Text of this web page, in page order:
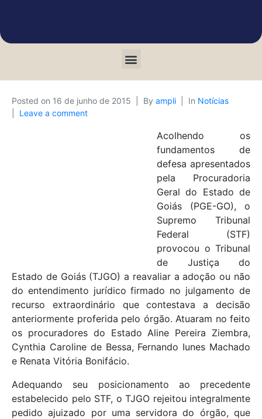
Posted on 16 de junho de 2015 By ampli In Notícias
Leave a comment
Acolhendo os
fundamentos de
defesa apresentados
pela Procuradoria
Geral do Estado de
Goiás (PGE-GO), o
Supremo Tribunal
Federal (STF)
provocou o Tribunal
de Justiça do
Estado de Goiás (TJGO) a reavaliar a adoção ou não
do entendimento jurídico firmado no julgamento de
recurso extraordinário que contestava a decisão
anteriormente proferida pelo órgão. Atuaram no feito
os procuradores do Estado Aline Pereira Ziembra,
Cynthia Caroline de Bessa, Fernando Iunes Machado
e Renata Vitória Bonifácio.
Adequando seu posicionamento ao precedente
estabelecido pelo STF, o TJGO rejeitou integralmente
pedido ajuizado por uma servidora do órgão, que